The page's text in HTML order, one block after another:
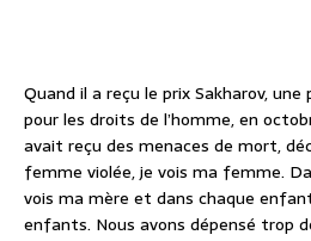
Quand il a reçu le prix Sakharov,
pour les droits de l’homme, en
avait reçu des menaces de mort,
femme violée, je vois ma femme.
vois ma mère et dans chaque
enfants. Nous avons dépensé trop